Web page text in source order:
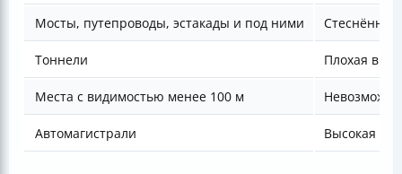
Мосты, путепроводы, эстакады и под ними
Тоннели Плохая
Места с видимостью менее 100 м
Автомагистрали Высокая